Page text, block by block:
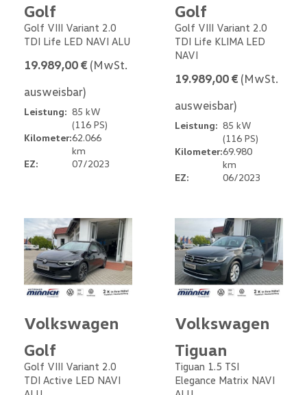
Golf
Golf VIII Variant 2.0
TDI Life LED NAVI ALU
19.989,00 € (MwSt.
ausweisbar)
Leistung: 85 kW
(116 PS)
Kilometer:62.066
km
EZ:
07/2023
Golf
Golf VIII Variant 2.0
TDI Life KLIMA LED
NAVI
19.989,00 € (MwSt.
ausweisbar)
Leistung: 85 kW
(116 PS)
Kilometer:69.980
km
EZ:
06/2023
Volkswagen
Golf
Golf VIII Variant 2.0
TDI Active LED NAVI
Volkswagen
Tiguan
Tiguan 1.5 TSI
Elegance Matrix NAVI